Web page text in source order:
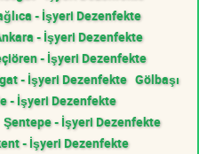
- İşyeri Dezenfekte
- İşyeri Dezenfekte
- İşyeri Dezenfekte
- İşyeri Dezenfekte Gölbaşı
- İşyeri Dezenfekte
Şentepe - İşyeri Dezenfekte
- İşyeri Dezenfekte